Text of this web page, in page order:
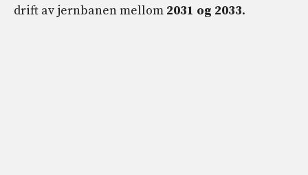
drift av jernbanen mellom 2031 og 2033.